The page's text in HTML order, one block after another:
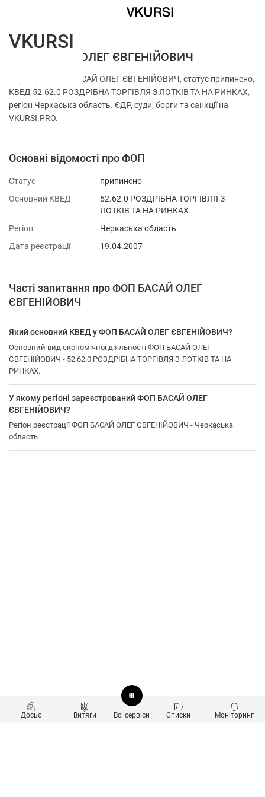
ФОП БАСАЙ ОЛЕГ ЄВГЕНІЙОВИЧ
Перевірка ФОП БАСАЙ ОЛЕГ ЄВГЕНІЙОВИЧ, статус припинено,
КВЕД 52.62.0 РОЗДРІБНА ТОРГІВЛЯ З ЛОТКІВ ТА НА РИНКАХ,
регіон Черкаська область. ЄДР, суди, борги та санкції на
VKURSI.PRO.
Основні відомості про ФОП
Статус
припинено
Основний КВЕД
52.62.0 РОЗДРІБНА ТОРГІВЛЯ З
ЛОТКІВ ТА НА РИНКАХ
Регіон
Черкаська область
Дата реєстрації
19.04.2007
Часті запитання про ФОП БАСАЙ ОЛЕГ
ЄВГЕНІЙОВИЧ
Який основний КВЕД у ФОП БАСАЙ ОЛЕГ ЄВГЕНІЙОВИЧ?
Основний вид економічної діяльності ФОП БАСАЙ ОЛЕГ
ЄВГЕНІЙОВИЧ - 52.62.0 РОЗДРІБНА ТОРГІВЛЯ З ЛОТКІВ ТА НА
РИНКАХ.
У якому регіоні зареєстрований ФОП БАСАЙ ОЛЕГ
ЄВГЕНІЙОВИЧ?
Регіон реєстрації ФОП БАСАЙ ОЛЕГ ЄВГЕНІЙОВИЧ - Черкаська
область.
Досьє Витяги Всі сервіси Списки Моніторинг
VKURSI